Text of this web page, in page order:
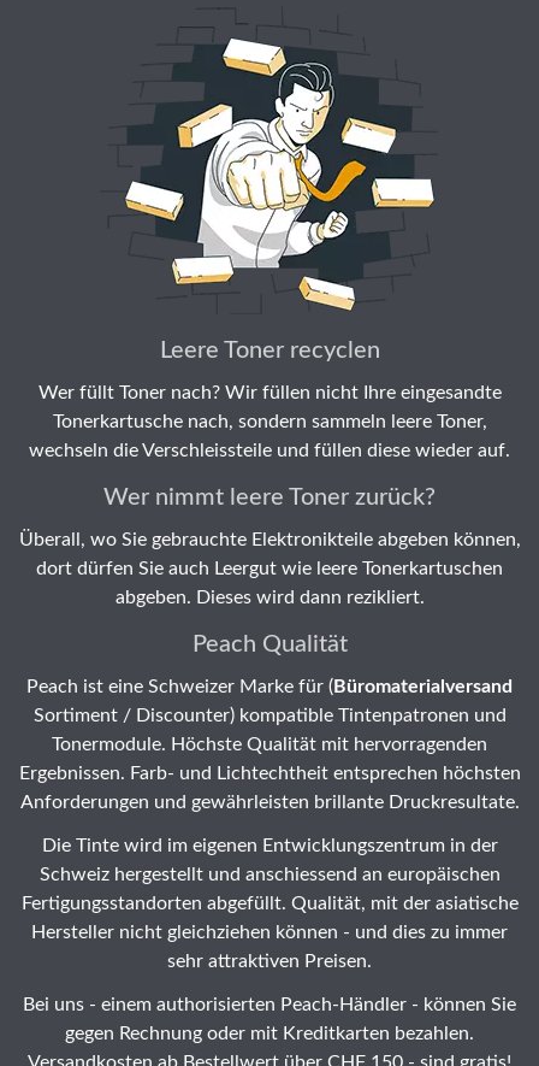
Leere Toner recyclen
Wer füllt Toner nach? Wir füllen nicht Ihre eingesandte
Tonerkartusche nach, sondern sammeln leere Toner,
wechseln die Verschleissteile und füllen diese wieder auf.
Wer nimmt leere Toner zurück?
Überall, wo Sie gebrauchte Elektronikteile abgeben können,
dort dürfen Sie auch Leergut wie leere Tonerkartuschen
abgeben. Dieses wird dann rezikliert.
Peach Qualität
Peach ist eine Schweizer Marke für (Büromaterialversand
Sortiment / Discounter) kompatible Tintenpatronen und
Tonermodule. Höchste Qualität mit hervorragenden
Ergebnissen. Farb- und Lichtechtheit entsprechen höchsten
Anforderungen und gewährleisten brillante Druckresultate.
Die Tinte wird im eigenen Entwicklungszentrum in der
Schweiz hergestellt und anschiessend an europäischen
Fertigungsstandorten abgefüllt. Qualität, mit der asiatische
Hersteller nicht gleichziehen können - und dies zu immer
sehr attraktiven Preisen.
Bei uns - einem authorisierten Peach-Händler - können Sie
gegen Rechnung oder mit Kreditkarten bezahlen.